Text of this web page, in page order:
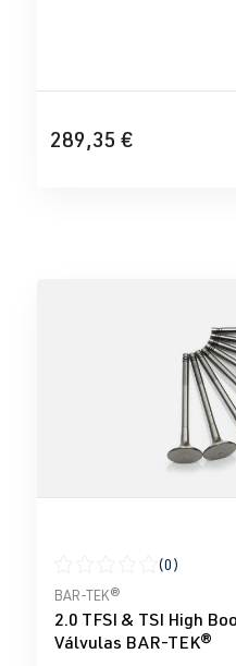
289,35 €
Calificación promedio de
(0)
BAR-TEK®
2.0 TFSI & TSI High
Válvulas BAR-TEK®